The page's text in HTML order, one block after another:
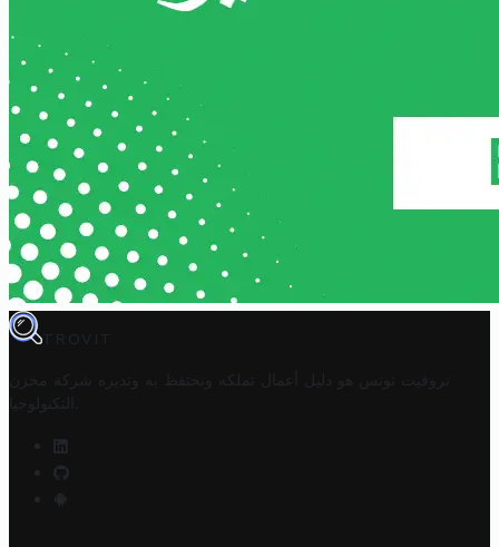
TROVIT
تروفيت تونس هو دليل أعمال تملكه وتحتفظ به وتديره
شركة مخزن
التكنولوجيا